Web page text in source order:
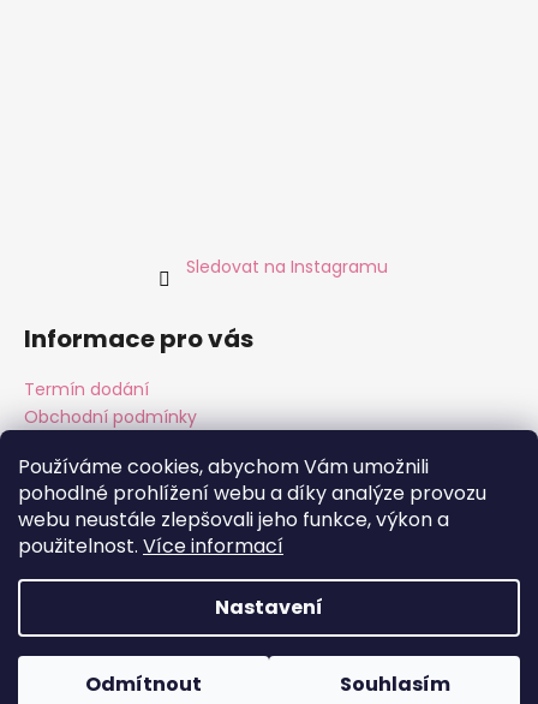
Používáme cookies, abychom Vám umožnili
pohodlné prohlížení webu a díky analýze provozu
webu neustále zlepšovali jeho funkce, výkon a
použitelnost. Více informací
Nastavení
Odmítnout Souhlasím
Sledovat na Instagramu
Informace pro vás
Termín dodání
Obchodní podmínky
Instagram Facebook
Copyright 2026ALMARA Original Handmade. Všechna
práva vyhrazena.